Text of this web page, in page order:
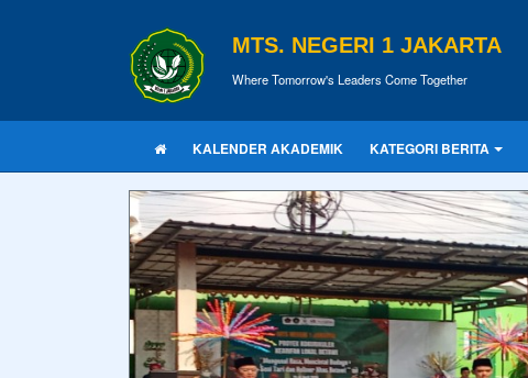
MTS. NEGERI 1 JAKARTA
Where Tomorrow's Leaders Come Together
KALENDER AKADEMIK KATEGORI BERITA